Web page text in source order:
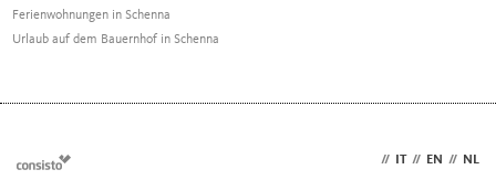
Ferienwohnungen in Schenna
Urlaub auf dem Bauernhof in Schenna
// IT // EN // NL